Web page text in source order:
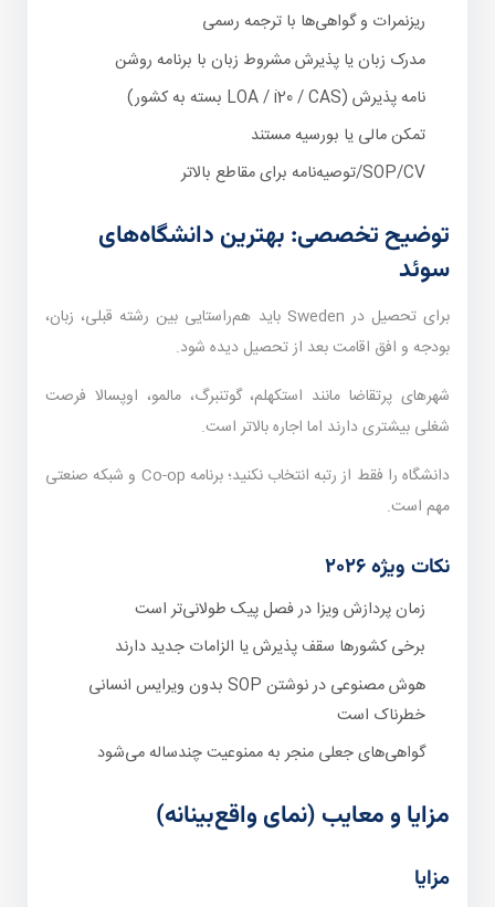
ریزنمرات و گواهی‌ها با ترجمه رسمی
مدرک زبان یا پذیرش مشروط زبان با برنامه روشن
نامه پذیرش (LOA / i20 / CAS بسته به کشور)
تمکن مالی یا بورسیه مستند
SOP/CV/توصیه‌نامه برای مقاطع بالاتر
توضیح تخصصی: بهترین دانشگاه‌های
سوئد
برای تحصیل در Sweden باید هم‌راستایی بین رشته قبلی، زبان،
بودجه و افق اقامت بعد از تحصیل دیده شود.
شهرهای پرتقاضا مانند استکهلم، گوتنبرگ، مالمو، اوپسالا فرصت
شغلی بیشتری دارند اما اجاره بالاتر است.
دانشگاه را فقط از رتبه انتخاب نکنید؛ برنامه Co-op و شبکه صنعتی
مهم است.
نکات ویژه ۲۰۲۶
زمان پردازش ویزا در فصل پیک طولانی‌تر است
برخی کشورها سقف پذیرش یا الزامات جدید دارند
هوش مصنوعی در نوشتن SOP بدون ویرایس انسانی
خطرناک است
گواهی‌های جعلی منجر به ممنوعیت چندساله می‌شود
مزایا و معایب (نمای واقع‌بینانه)
مزایا